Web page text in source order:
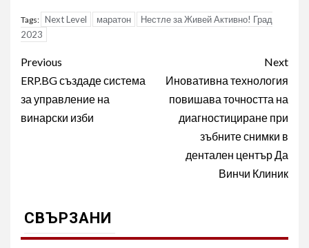
Tags: Next Level маратон
Нестле за Живей Активно! Град
2023
Post
navigation
Previous
ERP.BG създаде система
за управление на
винарски изби
Next
Иновативна технология
повишава точността на
диагностициране при
зъбните снимки в
дентален център Да
Винчи Клиник
СВЪРЗАНИ